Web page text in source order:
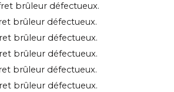
brûleur défectueux.
brûleur défectueux.
brûleur défectueux.
brûleur défectueux.
brûleur défectueux.
brûleur défectueux.